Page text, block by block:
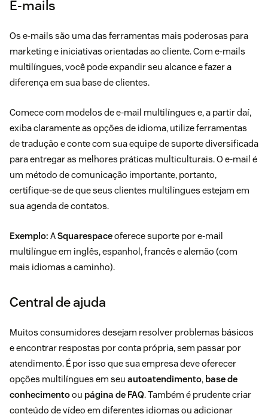
E-mails
Os e-mails são uma das ferramentas mais poderosas para
marketing e iniciativas orientadas ao cliente. Com e-mails
multilíngues, você pode expandir seu alcance e fazer a
diferença em sua base de clientes.
Comece com modelos de e-mail multilíngues e, a partir daí,
exiba claramente as opções de idioma, utilize ferramentas
de tradução e conte com sua equipe de suporte diversificada
para entregar as melhores práticas multiculturais. O e-mail é
um método de comunicação importante, portanto,
certifique-se de que seus clientes multilíngues estejam em
sua agenda de contatos.
Exemplo: ASquarespaceoferece suporte por e-mail
multilíngue em inglês, espanhol, francês e alemão (com
mais idiomas a caminho).
Central de ajuda
Muitos consumidores desejam resolver problemas básicos
e encontrar respostas por conta própria, sem passar por
atendimento. É por isso que sua empresa deve oferecer
opções multilíngues em seu autoatendimento, base de
conhecimentoou página de FAQ. Também é prudente criar
conteúdo de vídeo em diferentes idiomas ou adicionar